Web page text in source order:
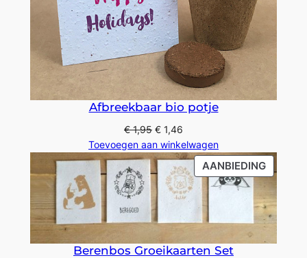
Afbreekbaar bio potje
€1,95 € 1,46
Toevoegen aan winkelwagen
AANBIEDING
IN
DE
Berenbos Groeikaarten Set